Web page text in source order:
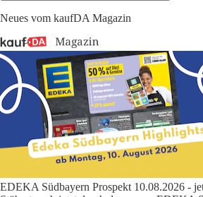
Neues vom kaufDA Magazin
EDEKA Südbayern Prospekt 10.08.2026 -